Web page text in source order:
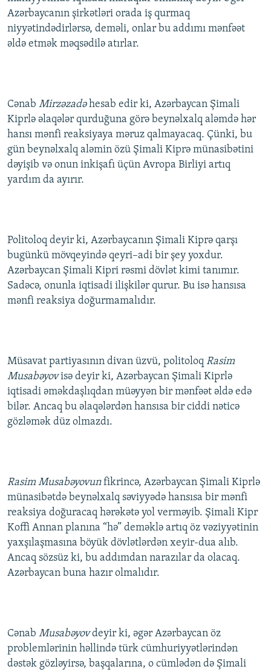
Azərbaycanın şirkətləri orada iş qurmaq
niyyətindədirlərsə, deməli, onlar bu addımı mənfəət
əldə etmək məqsədilə atırlar.
Cənab Mirzəzadəhesab edir ki, Azərbaycan Şimali
Kiprlə əlaqələr qurduğuna görə beynəlxalq aləmdə hər
hansı mənfi reaksiyaya məruz qalmayacaq. Çünki, bu
gün beynəlxalq aləmin özü Şimali Kiprə münasibətini
dəyişib və onun inkişafı üçün Avropa Birliyi artıq
yardım da ayırır.
Politoloq deyir ki, Azərbaycanın Şimali Kiprə qarşı
bugünkü mövqeyində qeyri–adi bir şey yoxdur.
Azərbaycan Şimali Kipri rəsmi dövlət kimi tanımır.
Sadəcə, onunla iqtisadi ilişkilər qurur. Bu isə hansısa
mənfi reaksiya doğurmamalıdır.
Müsavat partiyasının divan üzvü, politoloq Rasim
Musabəyovisə deyir ki, Azərbaycan Şimali Kiprlə
iqtisadi əməkdaşlıqdan müəyyən bir mənfəət əldə edə
bilər. Ancaq bu əlaqələrdən hansısa bir ciddi nəticə
gözləmək düz olmazdı.
Rasim Musabəyovunfikrincə, Azərbaycan Şimali Kiprlə
münasibətdə beynəlxalq səviyyədə hansısa bir mənfi
reaksiya doğuracaq hərəkətə yol verməyib. Şimali Kipr
Koffi Annan planına “hə” deməklə artıq öz vəziyyətinin
yaxşılaşmasına böyük dövlətlərdən xeyir-dua alıb.
Ancaq sözsüz ki, bu addımdan narazılar da olacaq.
Azərbaycan buna hazır olmalıdır.
Cənab Musabəyovdeyir ki, əgər Azərbaycan öz
problemlərinin həllində türk cümhuriyyətlərindən
dəstək gözləyirsə, başqalarına, o cümlədən də Şimali